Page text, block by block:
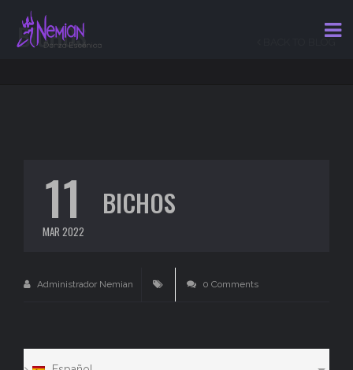
BICHOS
11
MAR 2022
BICHOS
Administrador Nemian 0 Comments